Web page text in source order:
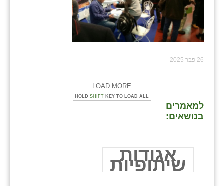
26 פבר 2025
LOAD MORE
HOLD SHIFT KEY TO LOAD ALL
למאמרים
בנושאים:
אגודות
שיתופיות